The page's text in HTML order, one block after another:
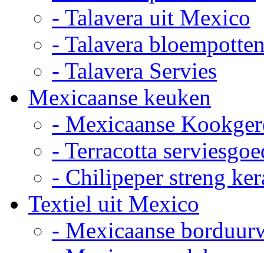
- Talavera uit Mexico
- Talavera
- Talavera Servies
Mexicaanse keuken
- Mexicaanse
- Terracotta
- Chilipeper streng
Textiel uit Mexico
- Mexicaanse